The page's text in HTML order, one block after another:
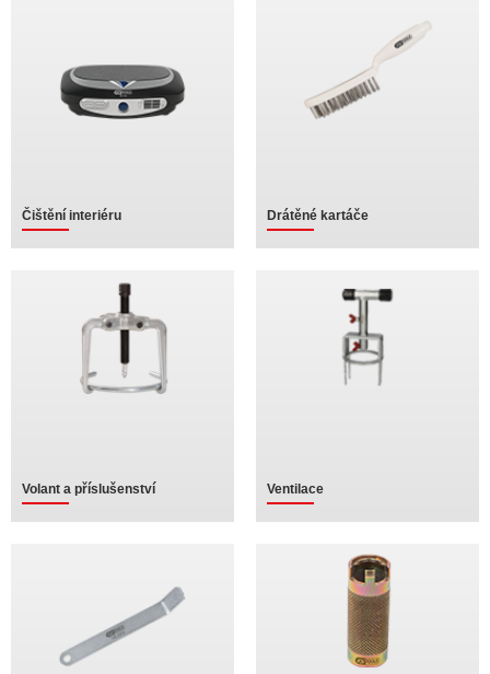
Čištění interiéru Drátěné kartáče
Volant a příslušenství Ventilace